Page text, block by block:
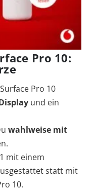
Pro 10:
Pro 10
und ein
wahlweise mit
mit einem
statt mit
10.